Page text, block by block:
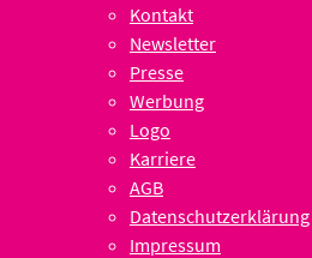
Kontakt
Newsletter
Presse
Werbung
Logo
Karriere
AGB
Datenschutzerklärung
Impressum